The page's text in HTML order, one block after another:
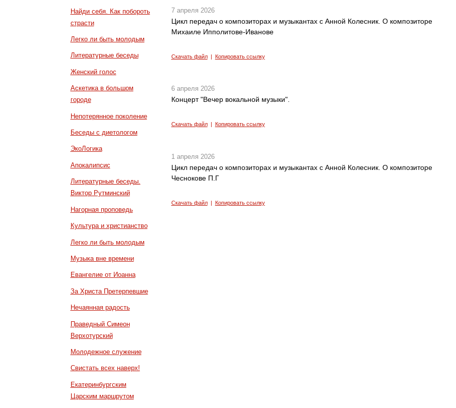
Найди себя. Как побороть
страсти
Легко ли быть молодым
Литературные беседы
Женский голос
Аскетика в большом
городе
Непотерянное поколение
Беседы с диетологом
ЭкоЛогика
Апокалипсис
Литературные беседы.
Виктор Рутминский
Нагорная проповедь
Культура и христианство
Легко ли быть молодым
Музыка вне времени
Евангелие от Иоанна
За Христа Претерпевшие
Нечаянная радость
Праведный Симеон
Верхотурский
Молодежное служение
Свистать всех наверх!
Екатеринбургским
Царским маршрутом
7 апреля 2026
Цикл передач о композиторах и музыкантах с Анной Колесник. О композиторе
Михаиле Ипполитове-Иванове
Скачать файл| Копировать ссылку
6 апреля 2026
Концерт "Вечер вокальной музыки".
Скачать файл| Копировать ссылку
1 апреля 2026
Цикл передач о композиторах и музыкантах с Анной Колесник. О композиторе
Чеснокове П.Г
Скачать файл| Копировать ссылку